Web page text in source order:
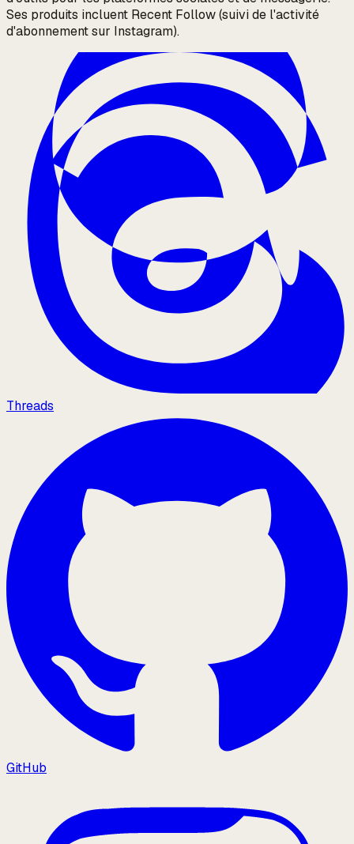
Ses produits incluent Recent Follow (suivi de l'activité
d'abonnement sur Instagram).
Threads
GitHub